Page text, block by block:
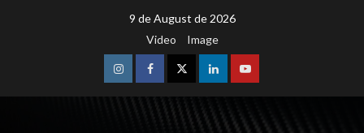
9 de August de 2026
Video
Image
InstagramFacebookTwitterLinkedinYoutube